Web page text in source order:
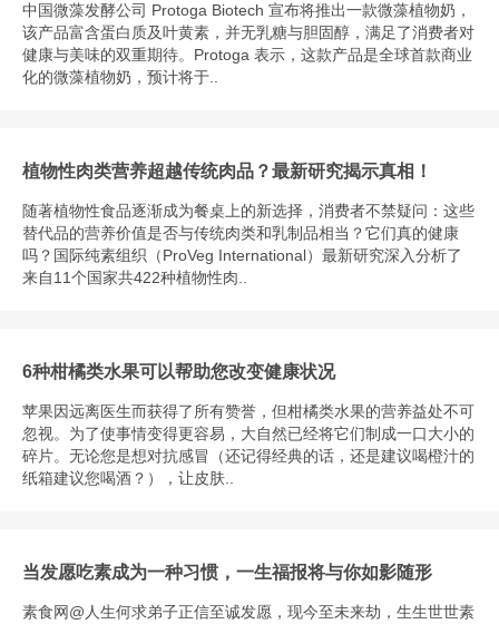
中国微藻发酵公司 Protoga Biotech 宣布将推出一款微藻植物奶，
该产品富含蛋白质及叶黄素，并无乳糖与胆固醇，满足了消费者对
健康与美味的双重期待。Protoga 表示，这款产品是全球首款商业
化的微藻植物奶，预计将于..
植物性肉类营养超越传统肉品？最新研究揭示真相！
随著植物性食品逐渐成为餐桌上的新选择，消费者不禁疑问：这些
替代品的营养价值是否与传统肉类和乳制品相当？它们真的健康
吗？国际纯素组织（ProVeg International）最新研究深入分析了
来自11个国家共422种植物性肉..
6种柑橘类水果可以帮助您改变健康状况
苹果因远离医生而获得了所有赞誉，但柑橘类水果的营养益处不可
忽视。为了使事情变得更容易，大自然已经将它们制成一口大小的
碎片。无论您是想对抗感冒（还记得经典的话，还是建议喝橙汁的
纸箱建议您喝酒？），让皮肤..
当发愿吃素成为一种习惯，一生福报将与你如影随形
素食网@人生何求弟子正信至诚发愿，现今至未来劫，生生世世素